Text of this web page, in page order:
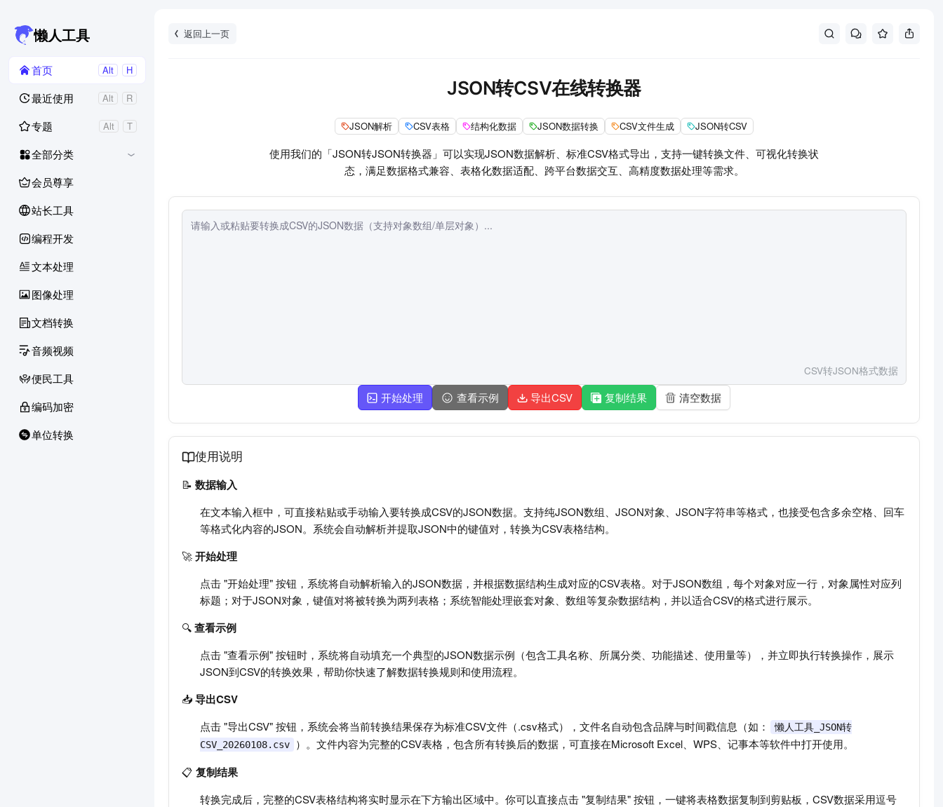
懒人工具
首页 Alt H
最近使用 Alt R
专题 Alt T
全部分类
会员尊享
站长工具
编程开发
文本处理
图像处理
文档转换
音频视频
便民工具
编码加密
单位转换
返回上一页
JSON转CSV在线转换器
JSON解析 CSV表格 结构化数据 JSON数据转换 CSV文件生成 JSON转CSV
使用我们的「JSON转JSON转换器」可以实现JSON数据解析、标准CSV格式导出，支持一键转换文件、可视化转换状
态，满足数据格式兼容、表格化数据适配、跨平台数据交互、高精度数据处理等需求。
CSV转JSON格式数据
开始处理 查看示例 导出CSV 复制结果 清空数据
使用说明
📝 数据输入
在文本输入框中，可直接粘贴或手动输入要转换成CSV的JSON数据。支持纯JSON数组、JSON对象、JSON字符串等格式，也接受包含多余空格、回车
等格式化内容的JSON。系统会自动解析并提取JSON中的键值对，转换为CSV表格结构。
🚀开始处理
点击 "开始处理" 按钮，系统将自动解析输入的JSON数据，并根据数据结构生成对应的CSV表格。对于JSON数组，每个对象对应一行，对象属性对应列
标题；对于JSON对象，键值对将被转换为两列表格；系统智能处理嵌套对象、数组等复杂数据结构，并以适合CSV的格式进行展示。
🔍查看示例
点击 "查看示例" 按钮时，系统将自动填充一个典型的JSON数据示例（包含工具名称、所属分类、功能描述、使用量等），并立即执行转换操作，展示
JSON到CSV的转换效果，帮助你快速了解数据转换规则和使用流程。
📥导出CSV
点击 "导出CSV" 按钮，系统会将当前转换结果保存为标准CSV文件（.csv格式），文件名自动包含品牌与时间戳信息（如：
懒人工具_JSON转
CSV_20260108.csv
）。文件内容为完整的CSV表格，包含所有转换后的数据，可直接在Microsoft Excel、WPS、记事本等软件中打开使用。
📋 复制结果
转换完成后，完整的CSV表格结构将实时显示在下方输出区域中。你可以直接点击 "复制结果" 按钮，一键将表格数据复制到剪贴板，CSV数据采用逗号